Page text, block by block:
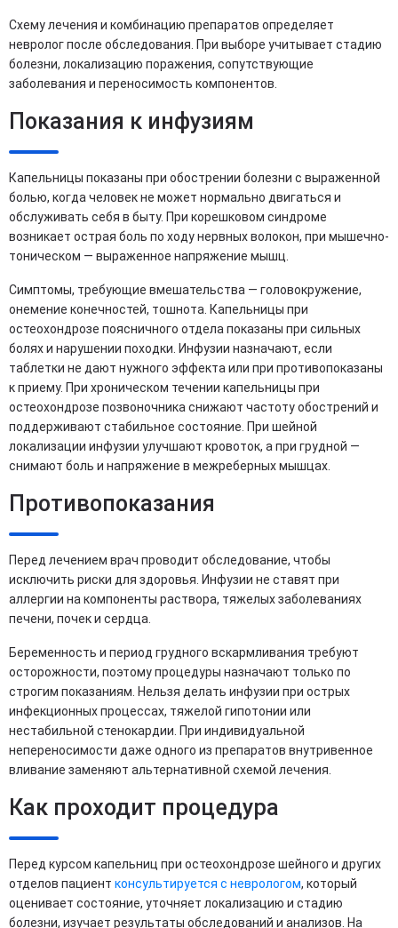
Схему лечения и комбинацию препаратов определяет
невролог после обследования. При выборе учитывает стадию
болезни, локализацию поражения, сопутствующие
заболевания и переносимость компонентов.
Показания к инфузиям
Капельницы показаны при обострении болезни с выраженной
болью, когда человек не может нормально двигаться и
обслуживать себя в быту. При корешковом синдроме
возникает острая боль по ходу нервных волокон, при мышечно-
тоническом — выраженное напряжение мышц.
Симптомы, требующие вмешательства — головокружение,
онемение конечностей, тошнота. Капельницы при
остеохондрозе поясничного отдела показаны при сильных
болях и нарушении походки. Инфузии назначают, если
таблетки не дают нужного эффекта или при противопоказаны
к приему. При хроническом течении капельницы при
остеохондрозе позвоночника снижают частоту обострений и
поддерживают стабильное состояние. При шейной
локализации инфузии улучшают кровоток, а при грудной —
снимают боль и напряжение в межреберных мышцах.
Противопоказания
Перед лечением врач проводит обследование, чтобы
исключить риски для здоровья. Инфузии не ставят при
аллергии на компоненты раствора, тяжелых заболеваниях
печени, почек и сердца.
Беременность и период грудного вскармливания требуют
осторожности, поэтому процедуры назначают только по
строгим показаниям. Нельзя делать инфузии при острых
инфекционных процессах, тяжелой гипотонии или
нестабильной стенокардии. При индивидуальной
непереносимости даже одного из препаратов внутривенное
вливание заменяют альтернативной схемой лечения.
Как проходит процедура
Перед курсом капельниц при остеохондрозе шейного и других
отделов пациент консультируется с неврологом, который
оценивает состояние, уточняет локализацию и стадию
болезни, изучает результаты обследований и анализов. На